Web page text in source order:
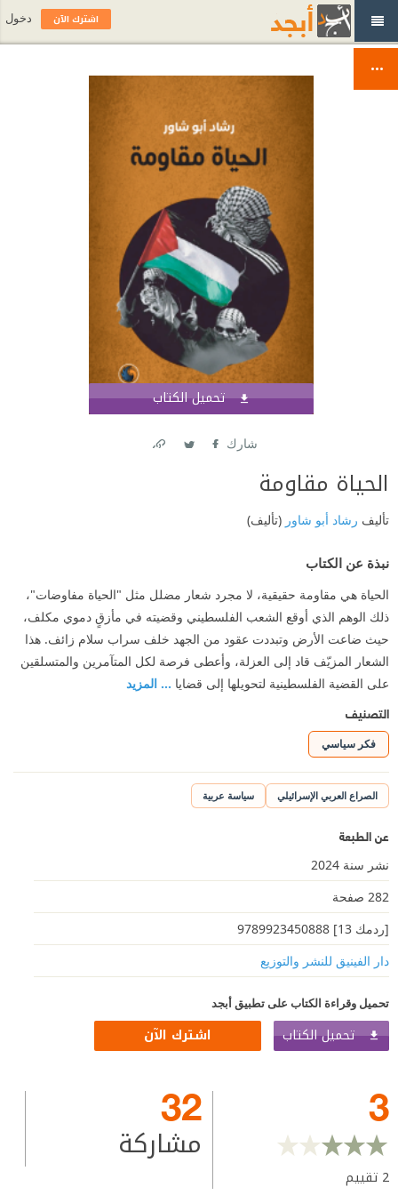
تحميل الكتاب
شارك
الحياة مقاومة
تأليف رشاد أبو شاور (تأليف)
نبذة عن الكتاب
الحياة هي مقاومة حقيقية، لا مجرد شعار مضلل مثل "الحياة مفاوضات"،
ذلك الوهم الذي أوقع الشعب الفلسطيني وقضيته في مأزقٍ دموي مكلف،
حيث ضاعت الأرض وتبددت عقود من الجهد خلف سراب سلام زائف. هذا
الشعار المزيّف قاد إلى العزلة، وأعطى فرصة لكل المتآمرين والمتسلقين
على القضية الفلسطينية لتحويلها إلى قضايا ... المزيد
التصنيف
فكر سياسي
الصراع العربي الإسرائيلي سياسة عربية
عن الطبعة
نشر سنة 2024
282 صفحة
[ردمك 13] 9789923450888
دار الفينيق للنشر والتوزيع
تحميل وقراءة الكتاب على تطبيق أبجد
تحميل الكتاب اشترك الآن
3
2 تقييم
32
مشاركة
اشترك الآن دخول